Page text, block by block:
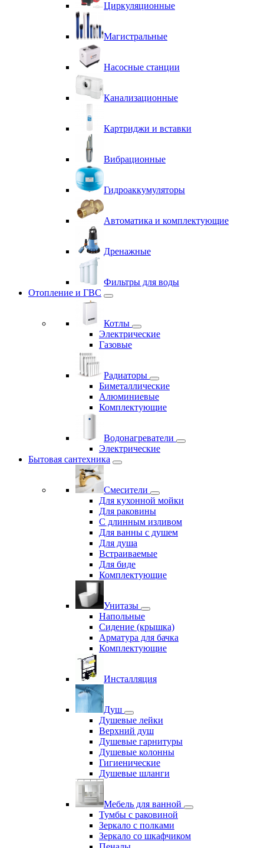
Циркуляционные
Магистральные
Насосные станции
Канализационные
Картриджи и вставки
Вибрационные
Гидроаккумуляторы
Автоматика и комплектующие
Дренажные
Фильтры для воды
Отопление и ГВС
Котлы
Электрические
Газовые
Радиаторы
Биметаллические
Алюминиевые
Комплектующие
Водонагреватели
Электрические
Бытовая сантехника
Смесители
Для кухонной мойки
Для раковины
С длинным изливом
Для ванны с душем
Для душа
Встраиваемые
Для биде
Комплектующие
Унитазы
Напольные
Сидение (крышка)
Арматура для бачка
Комплектующие
Инсталляция
Душ
Душевые лейки
Верхний душ
Душевые гарнитуры
Душевые колонны
Гигиенические
Душевые шланги
Мебель для ванной
Тумбы с раковиной
Зеркало с полками
Зеркало со шкафчиком